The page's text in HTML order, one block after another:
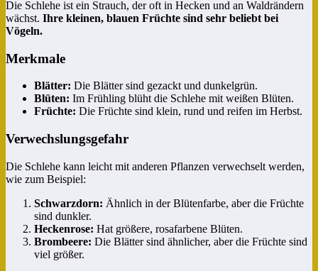
Die Schlehe ist ein Strauch, der oft in Hecken und an Waldrändern
wächst. Ihre kleinen, blauen Früchte sind sehr beliebt bei
Vögeln.
Merkmale
Blätter: Die Blätter sind gezackt und dunkelgrün.
Blüten: Im Frühling blüht die Schlehe mit weißen Blüten.
Früchte: Die Früchte sind klein, rund und reifen im Herbst.
Verwechslungsgefahr
Die Schlehe kann leicht mit anderen Pflanzen verwechselt werden,
wie zum Beispiel:
Schwarzdorn: Ähnlich in der Blütenfarbe, aber die Früchte
sind dunkler.
Heckenrose: Hat größere, rosafarbene Blüten.
Brombeere: Die Blätter sind ähnlicher, aber die Früchte sind
viel größer.